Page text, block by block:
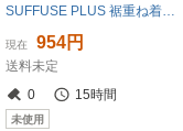
SUFFUSE PLUS 裾重ね着風サマーニット黒L ゆうパケット配送可能 新品 未使用 30
現在 954円
送料未定
0
15時間
未使用